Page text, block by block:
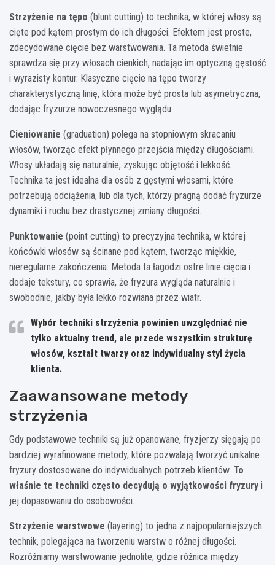
Strzyżenie na tępo (blunt cutting) to technika, w której włosy są
cięte pod kątem prostym do ich długości. Efektem jest proste,
zdecydowane cięcie bez warstwowania. Ta metoda świetnie
sprawdza się przy włosach cienkich, nadając im optyczną gęstość
i wyrazisty kontur. Klasyczne cięcie na tępo tworzy
charakterystyczną linię, która może być prosta lub asymetryczna,
dodając fryzurze nowoczesnego wyglądu.
Cieniowanie (graduation) polega na stopniowym skracaniu
włosów, tworząc efekt płynnego przejścia między długościami.
Włosy układają się naturalnie, zyskując objętość i lekkość.
Technika ta jest idealna dla osób z gęstymi włosami, które
potrzebują odciążenia, lub dla tych, którzy pragną dodać fryzurze
dynamiki i ruchu bez drastycznej zmiany długości.
Punktowanie (point cutting) to precyzyjna technika, w której
końcówki włosów są ścinane pod kątem, tworząc miękkie,
nieregularne zakończenia. Metoda ta łagodzi ostre linie cięcia i
dodaje tekstury, co sprawia, że fryzura wygląda naturalnie i
swobodnie, jakby była lekko rozwiana przez wiatr.
Wybór techniki strzyżenia powinien uwzględniać nie
tylko aktualny trend, ale przede wszystkim strukturę
włosów, kształt twarzy oraz indywidualny styl życia
klienta.
Zaawansowane metody
strzyżenia
Gdy podstawowe techniki są już opanowane, fryzjerzy sięgają po
bardziej wyrafinowane metody, które pozwalają tworzyć unikalne
fryzury dostosowane do indywidualnych potrzeb klientów. To
właśnie te techniki często decydują o wyjątkowości fryzury i
jej dopasowaniu do osobowości.
Strzyżenie warstwowe (layering) to jedna z najpopularniejszych
technik, polegająca na tworzeniu warstw o różnej długości.
Rozróżniamy warstwowanie jednolite, gdzie różnica między